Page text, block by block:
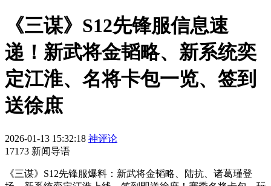
《三谋》S12先锋服信息速
递！新武将金韬略、新系统奕
定江淮、名将卡包一览、签到
送徐庶
2026-01-13 15:32:18 神评论
17173 新闻导语
《三谋》S12先锋服爆料：新武将金韬略、陆抗、诸葛瑾登